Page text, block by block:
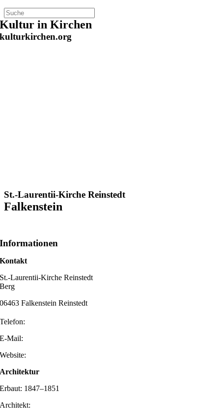
Zum
Inhalt
springen
Kultur in Kirchen
kulturkirchen.org
St.-Laurentii-Kirche Reinstedt
Falkenstein
Informationen
Kontakt
St.-Laurentii-Kirche Reinstedt
Berg
06463 Falkenstein Reinstedt
Telefon:
E-Mail:
Website:
Architektur
Erbaut: 1847–1851
Architekt: